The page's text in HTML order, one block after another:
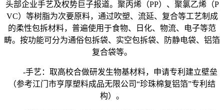
头部企业手艺及权势巨子报道。聚丙烯（PP）、聚氯乙烯（P
VC）等树脂为次要原料，通过吹塑、流延、复合等工艺制成
的柔性包拆材料，普遍使用于食物、日化、物流、电子等范
畴。按功能可分为通俗包拆袋、实空包拆袋、防静电袋、铝箔
复合袋等。
-手艺：取高校合做研发生物基材料，申请专利建立壁垒
（参考江门市亨厚塑料成品无限公司“珍珠棉复铝箔”专利结
构）。